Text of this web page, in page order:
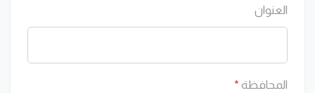
العنوان
المحافظة *